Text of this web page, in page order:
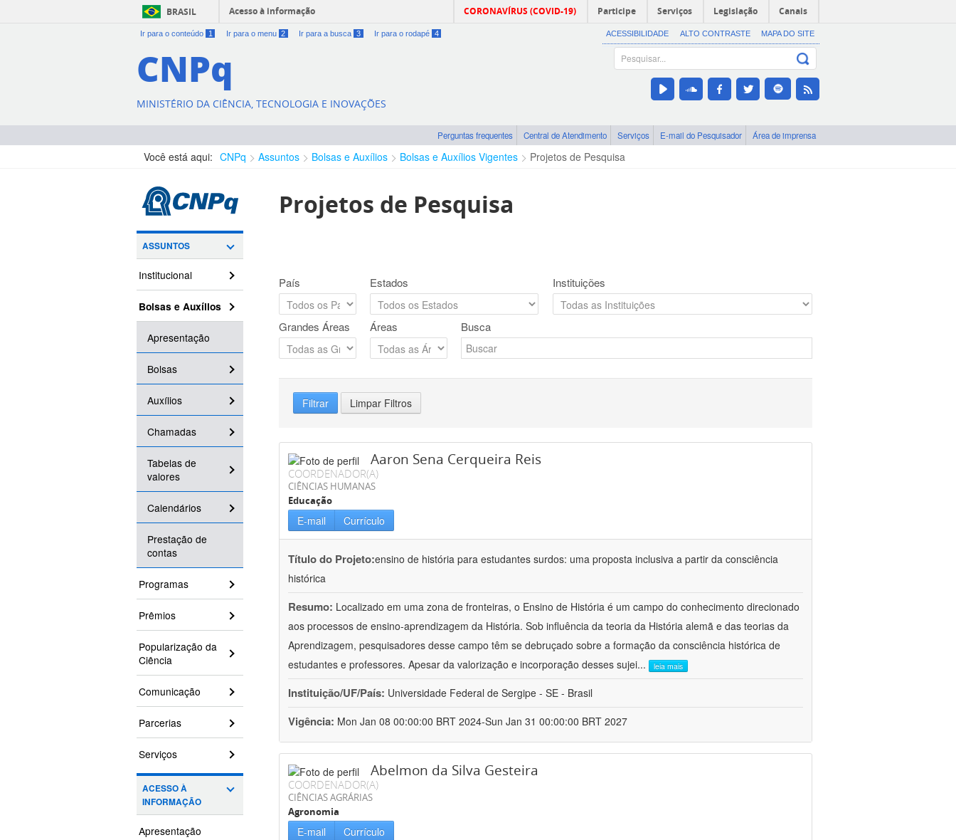
BRASIL Acesso à informação CORONAVÍRUS (COVID-19) Participe Serviços Legislação Canais
Ir para o conteúdo 1 Ir para o menu 2 Ir para a busca 3 Ir para o rodapé 4 ACESSIBILIDADE ALTO CONTRASTE MAPA DO SITE
CNPq
MINISTÉRIO DA CIÊNCIA, TECNOLOGIA E INOVAÇÕES
Perguntas frequentes Central de Atendimento Serviços E-mail do Pesquisador Área de imprensa
Você está aqui: CNPq Assuntos Bolsas e Auxílios Bolsas e Auxílios Vigentes Projetos de Pesquisa
ASSUNTOS
Institucional
Bolsas e Auxílios
Apresentação
Bolsas
Auxílios
Chamadas
Tabelas de
valores
Calendários
Prestação de
contas
Programas
Prêmios
Popularização da
Ciência
Comunicação
Parcerias
Serviços
ACESSO À
INFORMAÇÃO
Apresentação
Projetos de Pesquisa
País Estados Instituições
Grandes Áreas Áreas Busca
Filtrar Limpar Filtros
Aaron Sena Cerqueira Reis
COORDENADOR(A)
CIÊNCIAS HUMANAS
Educação
E-mail Currículo
Título do Projeto:ensino de história para estudantes surdos: uma proposta inclusiva a partir da consciência
histórica
Resumo: Localizado em uma zona de fronteiras, o Ensino de História é um campo do conhecimento direcionado
aos processos de ensino-aprendizagem da História. Sob influência da teoria da História alemã e das teorias da
Aprendizagem, pesquisadores desse campo têm se debruçado sobre a formação da consciência histórica de
estudantes e professores. Apesar da valorização e incorporação desses sujei... leia mais
Instituição/UF/País: Universidade Federal de Sergipe - SE - Brasil
Vigência: Mon Jan 08 00:00:00 BRT 2024-Sun Jan 31 00:00:00 BRT 2027
Abelmon da Silva Gesteira
COORDENADOR(A)
CIÊNCIAS AGRÁRIAS
Agronomia
E-mail Currículo